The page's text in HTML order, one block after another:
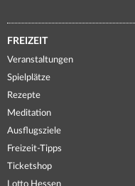
FREIZEIT
Veranstaltungen
Spielplätze
Rezepte
Meditation
Ausflugsziele
Freizeit-Tipps
Ticketshop
Lotto Hessen